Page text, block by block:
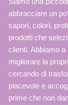
abbracciare un
sapori, colori,
prodotti che
clienti. Abbiamo
migliorare la
cercando di
piacevole e
prime che non